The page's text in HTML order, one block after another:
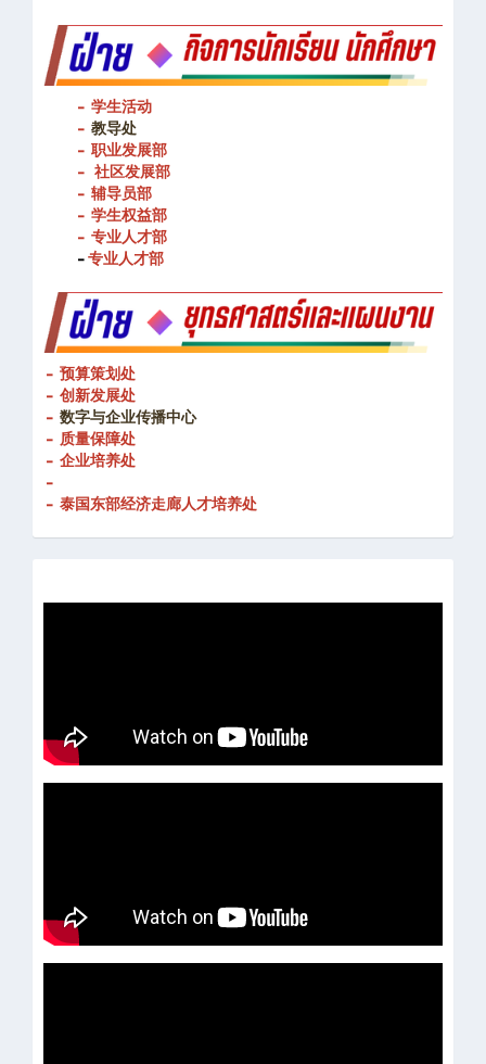
- 学生活动
- 教导处
- 职业发展部
- 社区发展部
- 辅导员部
- 学生权益部
- 专业人才部
-专业人才部
- 预算策划处
- 创新发展处
- 数字与企业传播中心
- 质量保障处
- 企业培养处
-
- 泰国东部经济走廊人才培养处